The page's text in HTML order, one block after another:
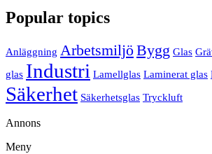
Popular topics
Anläggning ArbetsmiljöBygg Glas
glas Industri Lamellglas Laminerat glas
Säkerhet Säkerhetsglas Tryckluft
Annons
Meny